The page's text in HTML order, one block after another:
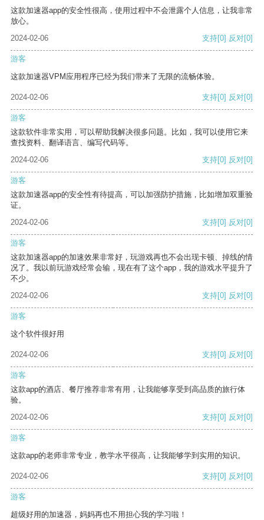
这款加速器app的安全性很高，使用过程中不会泄露个人信息，让我非常
放心。
2024-02-06
支持[0] 反对[0]
游客
这款加速器VPM应用程序已经为我们带来了无限的流畅体验。
2024-02-06 支持[0] 反对[0]
游客
这款软件非常实用，可以帮助我解决很多问题。比如，我可以使用它来
查找资料、翻译语言、编写代码等。
2024-02-06
支持[0] 反对[0]
游客
这款加速器app的安全性有待提高，可以加强防护措施，比如增加双重验
证。
2024-02-06
支持[0] 反对[0]
游客
这款加速器app的加速效果非常好，玩游戏再也不会出现卡顿、掉线的情
况了。我以前玩游戏经常会输，现在有了这个app，我的游戏水平提升了
不少。
2024-02-06
支持[0] 反对[0]
游客
这个软件很好用
2024-02-06 支持[0] 反对[0]
游客
这款app的酒店、餐厅推荐非常有用，让我能够享受到高品质的旅行体
验。
2024-02-06
支持[0] 反对[0]
游客
这款app的老师非常专业，教学水平很高，让我能够学到实用的知识。
2024-02-06 支持[0] 反对[0]
游客
超级好用的加速器，妈妈再也不用担心我的学习啦！